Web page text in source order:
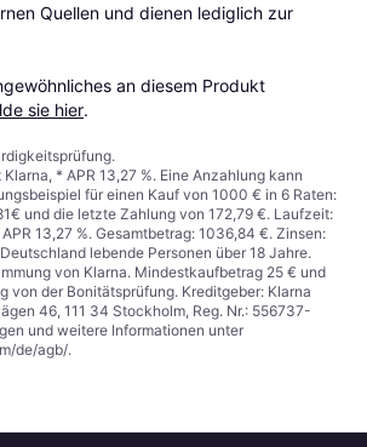
Quellen und dienen lediglich zur
an diesem Produkt
sie hier.
* APR 13,27 %. Eine Anzahlung kann
für einen Kauf von 1000 € in 6 Raten:
und die letzte Zahlung von 172,79 €. Laufzeit:
13,27 %. Gesamtbetrag: 1036,84 €. Zinsen:
lebende Personen über 18 Jahre.
von Klarna. Mindestkaufbetrag 25 € und
von der Bonitätsprüfung. Kreditgeber: Klarna
46, 111 34 Stockholm, Reg. Nr.: 556737-
und weitere Informationen unter
de/agb/.